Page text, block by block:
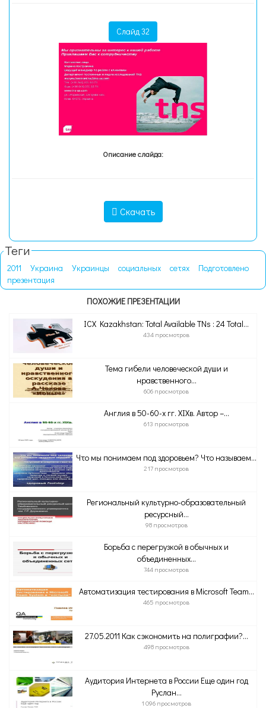
Слайд 32
Описание слайда:
Скачать
Теги
2011 Украина Украинцы социальных сетях
Подготовлено
презентация
ПОХОЖИЕ ПРЕЗЕНТАЦИИ
ICX Kazakhstan: Total Available TNs : 24 Total...
434 просмотров
Тема гибели человеческой души и
нравственного...
606 просмотров
Англия в 50-60-х гг. XIXв. Автор –...
613 просмотров
Что мы понимаем под здоровьем? Что называем...
217 просмотров
Региональный культурно-образовательный
ресурсный...
98 просмотров
Борьба с перегрузкой в обычных и
объединенных...
744 просмотров
Автоматизация тестирования в Microsoft Team...
465 просмотров
27.05.2011 Как сэкономить на полиграфии?...
498 просмотров
Аудитория Интернета в России Еще один год
Руслан...
1 096 просмотров